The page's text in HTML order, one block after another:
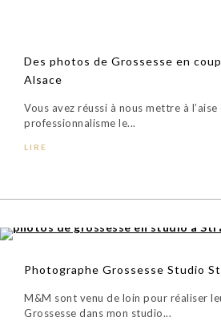
Des photos de Grossesse en
Alsace
Vous avez réussi à nous mettre à
professionnalisme le...
LIRE
Photographe Grossesse Studio
M&M sont venu de loin pour réaliser
Grossesse dans mon studio...